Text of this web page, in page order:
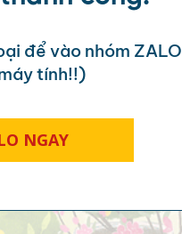
để vào nhóm ZALO
tính!!)
NGAY